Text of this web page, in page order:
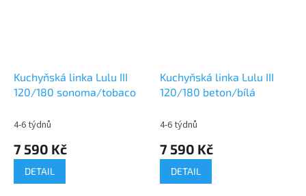
Kuchyňská linka Lulu III
120/180 sonoma/tobaco
4-6 týdnů
7 590 Kč
DETAIL
Kuchyňská linka Lulu III
120/180 beton/bílá
4-6 týdnů
7 590 Kč
DETAIL